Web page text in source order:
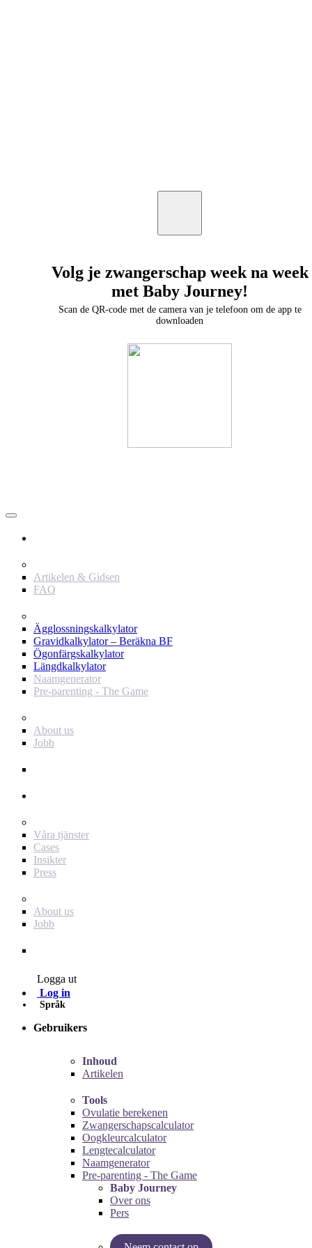
Volg je zwangerschap week na week
met Baby Journey!
Scan de QR-code met de camera van je telefoon om de app te
downloaden
Artikelen & Gidsen
FAQ
Ägglossningskalkylator
Gravidkalkylator – Beräkna BF
Ögonfärgskalkylator
Längdkalkylator
Naamgenerator
Pre-parenting - The Game
About us
Jobb
Våra tjänster
Cases
Insikter
Press
About us
Jobb
Logga ut
Log in
Språk
Gebruikers
Inhoud
Artikelen
Tools
Ovulatie berekenen
Zwangerschapscalculator
Oogkleurcalculator
Lengtecalculator
Naamgenerator
Pre-parenting - The Game
Baby Journey
Over ons
Pers